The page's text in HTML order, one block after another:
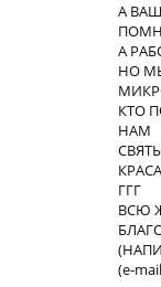
А
А
НО
КТО
НАМ
ГГГ
ВСЮ
(e-mail